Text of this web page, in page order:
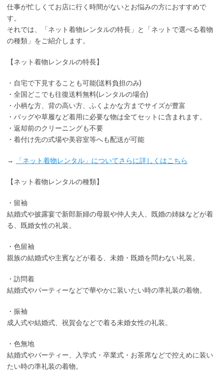
仕事が忙しくてお店に行く時間がないとお悩みの方におすすめで
す。
それでは、「ネット着物レンタルの特長」と「ネットで選べる着物
の種類」をご紹介します。
【ネット着物レンタルの特長】
・ 自宅で下見することも可能(送料負担のみ)
・全国どこでも往復送料無料(レンタルの場合)
・小柄な方、背の高い方、ふくよかな方までサイズが豊富
・バッグや草履など着用に必要な物は全てセット に含まれます。
・返却前のクリーニングも不要
・着付け先の式場や美容室等へも配送が可能
→ 「ネット着物レンタル」についてさらに詳しくはこちら
【ネット着物レンタルの種類】
・留袖
結婚式や披露宴で新郎新婦の母親や仲人夫人、既婚の姉妹などが着
る、既婚女性の礼装。
・色留袖
親族の結婚式や主賓などが着る、未婚・既婚を問わない礼装。
・訪問着
結婚式やパーティーなどで華やかに装いたい時の準礼装の着物。
・振袖
成人式や結婚式、祝賀会などで着る未婚女性の礼装。
・色無地
結婚式やパーティー、入学式・卒業式・お茶席などで控えめに装い
たい時の準礼装の着物。